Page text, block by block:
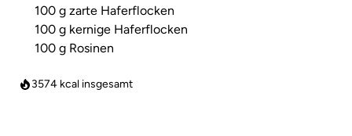
100 g zarte Haferflocken
100 g kernige Haferflocken
100 g Rosinen
3574 kcal insgesamt